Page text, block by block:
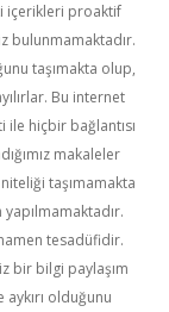
içerikleri proaktif
bulunmamaktadır.
taşımakta olup,
Bu internet
hiçbir bağlantısı
makaleler
taşımamakta
tesadüfidir.
bir bilgi paylaşım
olduğunu